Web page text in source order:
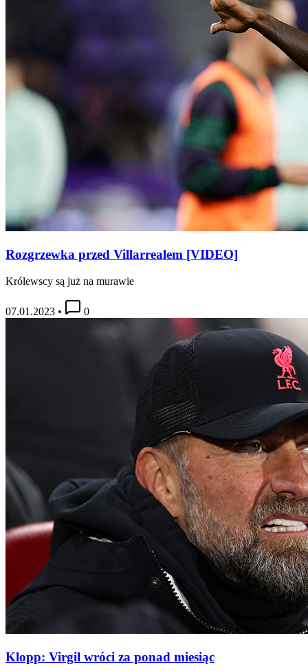
Rozgrzewka przed Villarrealem [VIDEO]
Królewscy są już na murawie
07.01.2023 • 0
Klopp: Virgil wróci za ponad miesiąc